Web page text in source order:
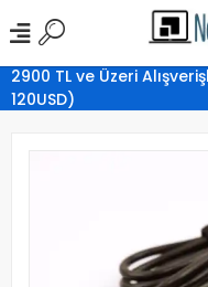
2900 TL ve Üzeri
120USD)